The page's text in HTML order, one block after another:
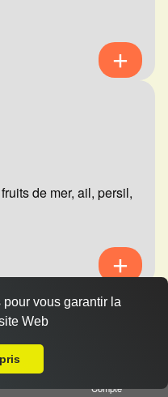
de mer, ail, persil,
Compte
vous garantir la
Web